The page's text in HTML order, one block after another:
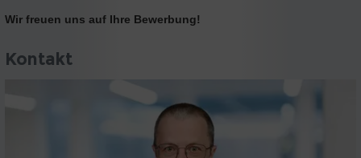
Wir freuen uns auf Ihre Bewerbung!
Kontakt